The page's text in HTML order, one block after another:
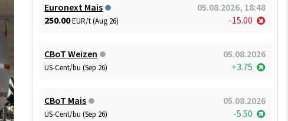
Euronext Mais
05.08.2026, 18:48
250.00EUR/t (Aug 26) -15.00
CBoT Weizen 05.08.2026
US-Cent/bu (Sep 26) +3.75
CBoT Mais 05.08.2026
US-Cent/bu (Sep 26) -5.50